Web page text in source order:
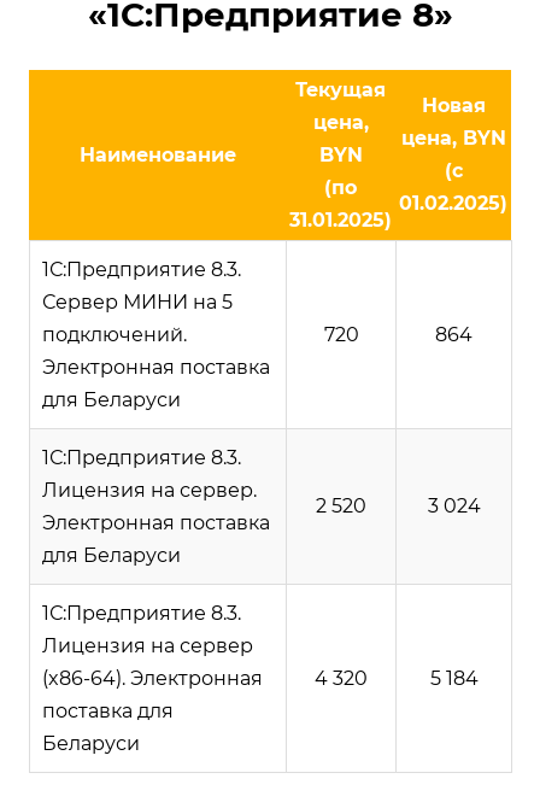
«1С:Предприятие 8»
Наименование
Текущая
цена,
BYN
(по
31.01.2025)
Новая
цена, BYN
(с
01.02.2025)
1С:Предприятие 8.3.
Сервер МИНИ на 5
подключений.
Электронная поставка
для Беларуси
720 864
1С:Предприятие 8.3.
Лицензия на сервер.
Электронная поставка
для Беларуси
2 520 3 024
1С:Предприятие 8.3.
Лицензия на сервер
(x86-64). Электронная
поставка для
Беларуси
4 320 5 184